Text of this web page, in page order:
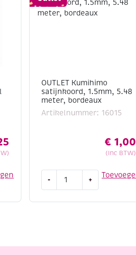
OUTLET Kumihimo
satijnkoord, 1.5mm, 5.48
meter, bordeaux
Artikelnummer: 16015
€ 1,00
(Inc BTW)
-
Kumihimo
aantal
+